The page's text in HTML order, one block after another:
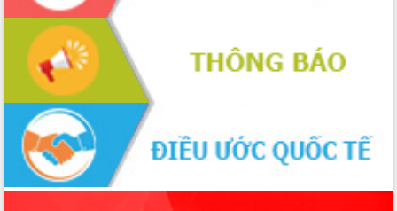
Ứng dụng sinh trắc học - Bước tiến
trong hành trình chuyển đổi số tại Đắk
Lắk
Đắk Lắk nâng cao hiệu quả công tác
Đảng từ Sổ tay đảng viên điện tử
Đắk Lắk đẩy mạnh nuôi biển công
nghệ, hướng tới phát triển thủy sản
bền vững
Tập huấn nâng cao năng lực triển khai
chuyển đổi số cho cán bộ, công chức